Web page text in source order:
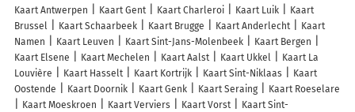
Kaart Antwerpen Kaart Gent Kaart Charleroi Kaart Luik
Kaart
Brussel
Kaart Schaarbeek Kaart Brugge Kaart Anderlecht
Kaart
Namen
Kaart Leuven Kaart Sint-Jans-Molenbeek
Kaart Bergen
Kaart Elsene
Kaart Mechelen Kaart Aalst Kaart Ukkel
Kaart La
Louvière
Kaart Hasselt Kaart Kortrijk Kaart Sint-Niklaas
Kaart
Oostende
Kaart Doornik Kaart Genk Kaart Seraing
Kaart Roeselare
Kaart Moeskroen
Kaart Verviers Kaart Vorst
Kaart Sint-